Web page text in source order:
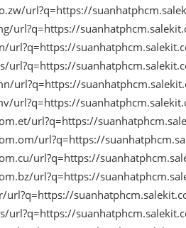
url?q=https://
url?q=https://
url?q=https://
url?q=https://
url?q=https://
url?q=https://
url?q=https://
url?q=https://
url?q=https://
url?q=https://
url?q=https://
url?q=https://